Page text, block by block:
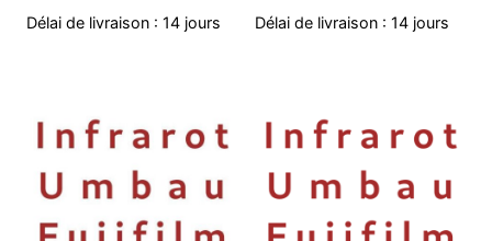
Délai de livraison : 14 jours Délai de livraison : 14 jours